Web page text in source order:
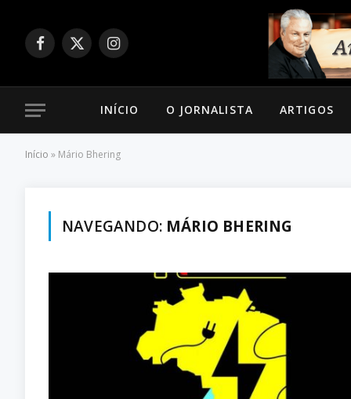
Facebook
X
Instagram
INÍCIO O JORNALISTA ARTIGOS
Início » Mário Bhering
NAVEGANDO: MÁRIO BHERING